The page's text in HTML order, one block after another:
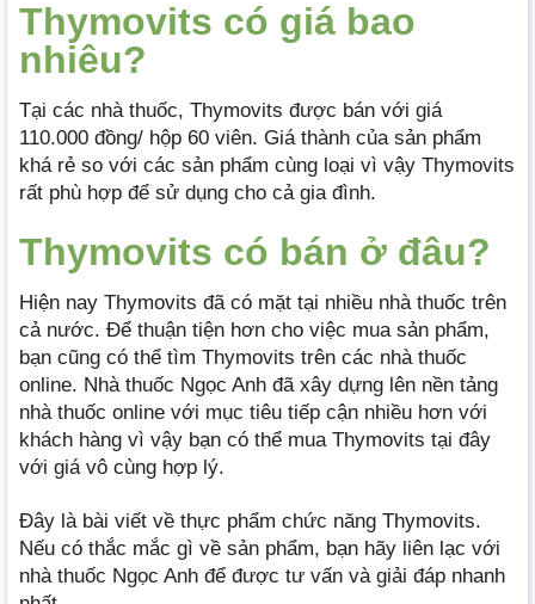
Thymovits có giá bao
nhiêu?
Tại các nhà thuốc, Thymovits được bán với giá
110.000 đồng/ hộp 60 viên. Giá thành của sản phẩm
khá rẻ so với các sản phẩm cùng loại vì vậy Thymovits
rất phù hợp để sử dụng cho cả gia đình.
Thymovits có bán ở đâu?
Hiện nay Thymovits đã có mặt tại nhiều nhà thuốc trên
cả nước. Để thuận tiện hơn cho việc mua sản phẩm,
bạn cũng có thể tìm Thymovits trên các nhà thuốc
online. Nhà thuốc Ngọc Anh đã xây dựng lên nền tảng
nhà thuốc online với mục tiêu tiếp cận nhiều hơn với
khách hàng vì vậy bạn có thể mua Thymovits tại đây
với giá vô cùng hợp lý.
Đây là bài viết về thực phẩm chức năng Thymovits.
Nếu có thắc mắc gì về sản phẩm, bạn hãy liên lạc với
nhà thuốc Ngọc Anh để được tư vấn và giải đáp nhanh